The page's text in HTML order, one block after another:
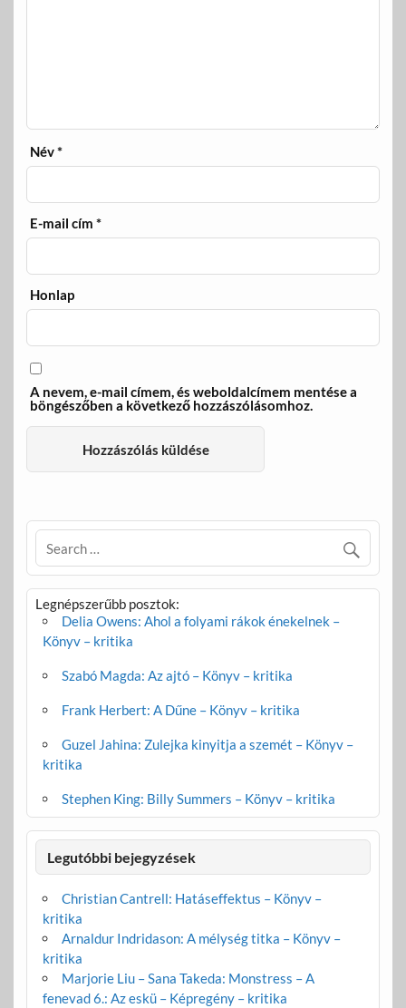
Név*
E-mail cím*
Honlap
A nevem, e-mail címem, és weboldalcímem mentése a
böngészőben a következő hozzászólásomhoz.
Legnépszerűbb posztok:
Delia Owens: Ahol a folyami rákok énekelnek –
Könyv – kritika
Szabó Magda: Az ajtó – Könyv – kritika
Frank Herbert: A Dűne – Könyv – kritika
Guzel Jahina: Zulejka kinyitja a szemét – Könyv –
kritika
Stephen King: Billy Summers – Könyv – kritika
Legutóbbi bejegyzések
Christian Cantrell: Hatáseffektus – Könyv –
kritika
Arnaldur Indridason: A mélység titka – Könyv –
kritika
Marjorie Liu – Sana Takeda: Monstress – A
fenevad 6.: Az eskü – Képregény – kritika